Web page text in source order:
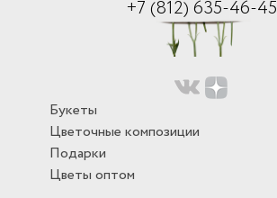
+7 (812) 635-46-45
Букеты
Цветочные композиции
Подарки
Цветы оптом